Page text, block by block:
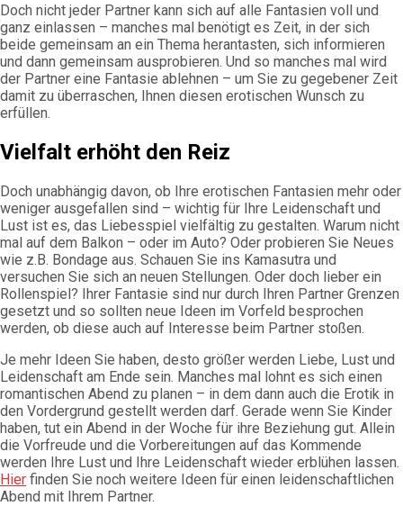
Doch nicht jeder Partner kann sich auf alle Fantasien voll und
ganz einlassen – manches mal benötigt es Zeit, in der sich
beide gemeinsam an ein Thema herantasten, sich informieren
und dann gemeinsam ausprobieren. Und so manches mal wird
der Partner eine Fantasie ablehnen – um Sie zu gegebener Zeit
damit zu überraschen, Ihnen diesen erotischen Wunsch zu
erfüllen.
Vielfalt erhöht den Reiz
Doch unabhängig davon, ob Ihre erotischen Fantasien mehr oder
weniger ausgefallen sind – wichtig für Ihre Leidenschaft und
Lust ist es, das Liebesspiel vielfältig zu gestalten. Warum nicht
mal auf dem Balkon – oder im Auto? Oder probieren Sie Neues
wie z.B. Bondage aus. Schauen Sie ins Kamasutra und
versuchen Sie sich an neuen Stellungen. Oder doch lieber ein
Rollenspiel? Ihrer Fantasie sind nur durch Ihren Partner Grenzen
gesetzt und so sollten neue Ideen im Vorfeld besprochen
werden, ob diese auch auf Interesse beim Partner stoßen.
Je mehr Ideen Sie haben, desto größer werden Liebe, Lust und
Leidenschaft am Ende sein. Manches mal lohnt es sich einen
romantischen Abend zu planen – in dem dann auch die Erotik in
den Vordergrund gestellt werden darf. Gerade wenn Sie Kinder
haben, tut ein Abend in der Woche für ihre Beziehung gut. Allein
die Vorfreude und die Vorbereitungen auf das Kommende
werden Ihre Lust und Ihre Leidenschaft wieder erblühen lassen.
Hier finden Sie noch weitere Ideen für einen leidenschaftlichen
Abend mit Ihrem Partner.